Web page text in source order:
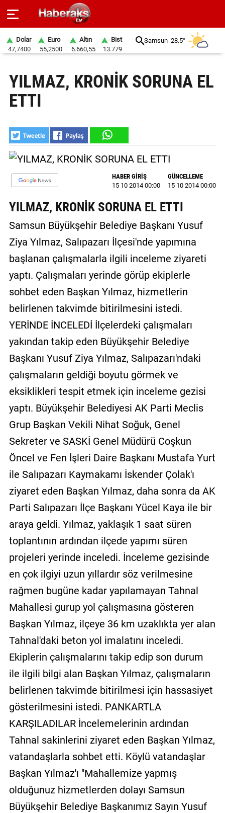
SPOR
YAŞAM
EKONOMİ
BELEDİYELER
SAĞLIK
GALERİ
VİDEO
YAZARLAR
BİZE
ULAŞIN
İletişim
Gizlilik
Sözleşmesi
Kullanıcı
Sözleşmesi
Dolar
47,7400
Euro
55,2500
Altın
6.660,55
Bist
13.779
Samsun 28.5°
YILMAZ, KRONİK SORUNA EL
ETTI
HABER GİRİŞ
15 10 2014 00:00
GÜNCELLEME
15 10 2014 00:00
YILMAZ, KRONİK SORUNA EL ETTI
Samsun Büyükşehir Belediye Başkanı Yusuf
Ziya Yılmaz, Salıpazarı İlçesi'nde yapımına
başlanan çalışmalarla ilgili inceleme ziyareti
yaptı. Çalışmaları yerinde görüp ekiplerle
sohbet eden Başkan Yılmaz, hizmetlerin
belirlenen takvimde bitirilmesini istedi.
YERİNDE İNCELEDİ İlçelerdeki çalışmaları
yakından takip eden Büyükşehir Belediye
Başkanı Yusuf Ziya Yılmaz, Salıpazarı'ndaki
çalışmaların geldiği boyutu görmek ve
eksiklikleri tespit etmek için inceleme gezisi
yaptı. Büyükşehir Belediyesi AK Parti Meclis
Grup Başkan Vekili Nihat Soğuk, Genel
Sekreter ve SASKİ Genel Müdürü Coşkun
Öncel ve Fen İşleri Daire Başkanı Mustafa Yurt
ile Salıpazarı Kaymakamı İskender Çolak'ı
ziyaret eden Başkan Yılmaz, daha sonra da AK
Parti Salıpazarı İlçe Başkanı Yücel Kaya ile bir
araya geldi. Yılmaz, yaklaşık 1 saat süren
toplantının ardından ilçede yapımı süren
projeleri yerinde inceledi. İnceleme gezisinde
en çok ilgiyi uzun yıllardır söz verilmesine
rağmen bugüne kadar yapılamayan Tahnal
Mahallesi gurup yol çalışmasına gösteren
Başkan Yılmaz, ilçeye 36 km uzaklıkta yer alan
Tahnal'daki beton yol imalatını inceledi.
Ekiplerin çalışmalarını takip edip son durum
ile ilgili bilgi alan Başkan Yılmaz, çalışmaların
belirlenen takvimde bitirilmesi için hassasiyet
gösterilmesini istedi. PANKARTLA
KARŞILADILAR İncelemelerinin ardından
Tahnal sakinlerini ziyaret eden Başkan Yılmaz,
vatandaşlarla sohbet etti. Köylü vatandaşlar
Başkan Yılmaz'ı "Mahallemize yapmış
olduğunuz hizmetlerden dolayı Samsun
Büyükşehir Belediye Başkanımız Sayın Yusuf